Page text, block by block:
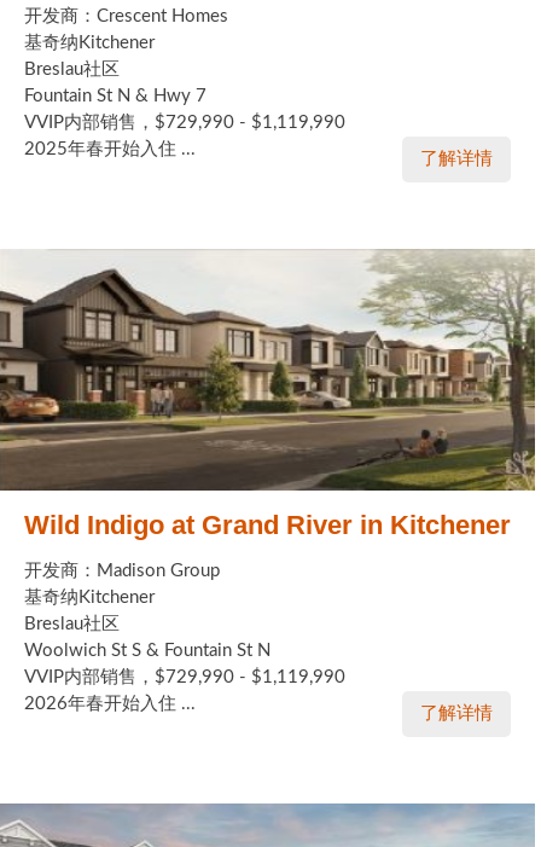
开发商：Crescent Homes
基奇纳Kitchener
Breslau社区
Fountain St N & Hwy 7
VVIP内部销售，$729,990 - $1,119,990
2025年春开始入住 ...
了解详情
Wild Indigo at Grand River in Kitchener
开发商：Madison Group
基奇纳Kitchener
Breslau社区
Woolwich St S & Fountain St N
VVIP内部销售，$729,990 - $1,119,990
2026年春开始入住 ...
了解详情